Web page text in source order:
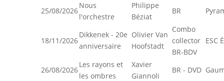
25/08/2026
Nous
l'orchestre
Philippe
Béziat
BR
18/11/2026
Dikkenek - 20e
anniversaire
Olivier Van
Hoofstadt
Combo
collector
BR-BDV
ESC
26/08/2026
Les rayons et
les ombres
Xavier
Giannoli
BR - DVD